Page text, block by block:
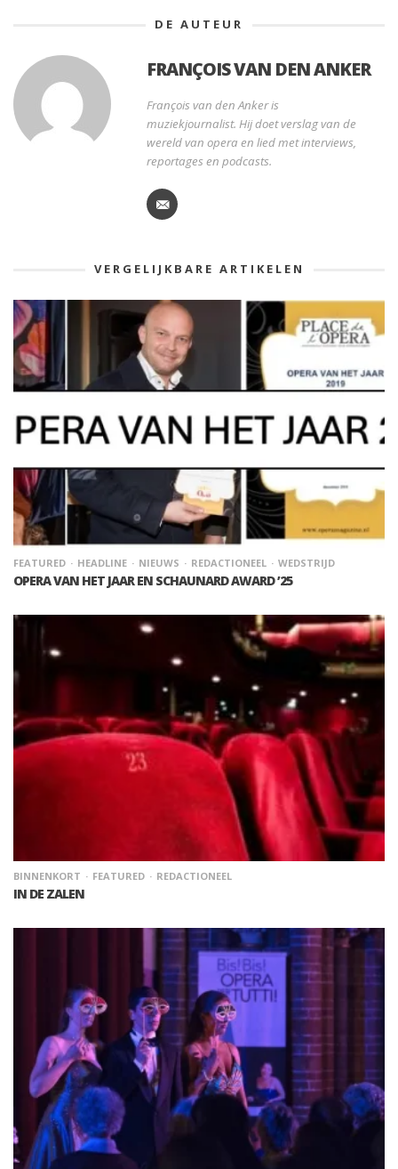
DE AUTEUR
FRANÇOIS VAN DEN ANKER
François van den Anker is
muziekjournalist. Hij doet verslag van de
wereld van opera en lied met interviews,
reportages en podcasts.
VERGELIJKBARE ARTIKELEN
FEATURED HEADLINE NIEUWS REDACTIONEEL WEDSTRIJD
OPERA VAN HET JAAR EN SCHAUNARD AWARD ’25
BINNENKORT FEATURED REDACTIONEEL
IN DE ZALEN